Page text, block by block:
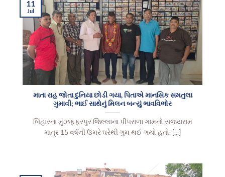
માતા રાહ જોતા દુનિયા છોડી ગયા, પિતાએ માનસિક સમતુલા
ગુમાવી; ભાઈ સાથેનું મિલન બન્યું ભાવવિભોર
બિહારના મુઝફ્ફરપુર જિલ્લાના પીપરાળા ગામનો સંજયરામ
માત્ર 15 વર્ષની ઉંમરે ઘરેથી ગુમ થઈ ગયો હતો. [...]
11
Jul